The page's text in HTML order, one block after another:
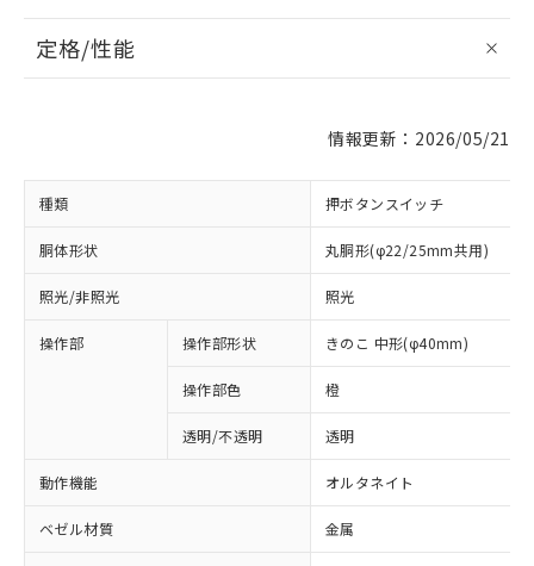
定格/性能
情報更新：2026/05/21
種類 押ボタンスイッチ
胴体形状 丸胴形(φ22/25mm共用)
照光/非照光 照光
操作部 操作部形状 きのこ 中形(φ40mm)
操作部色 橙
透明/不透明 透明
動作機能 オルタネイト
ベゼル材質 金属